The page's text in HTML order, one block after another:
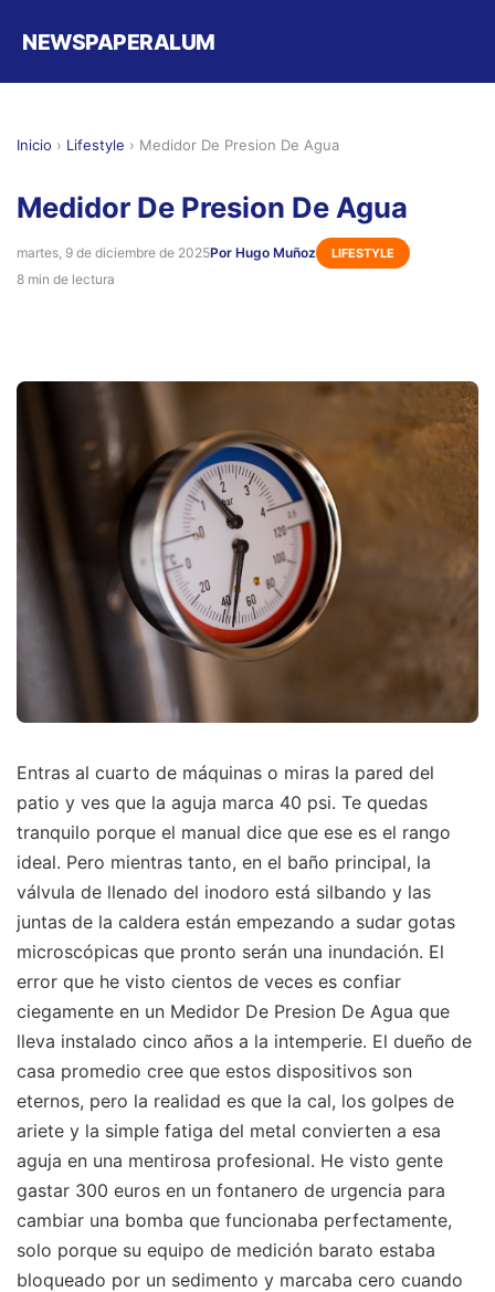
NEWSPAPERALUM
Inicio › Lifestyle › Medidor De Presion De Agua
Medidor De Presion De Agua
martes, 9 de diciembre de 2025Por Hugo Muñoz LIFESTYLE
8 min de lectura
Entras al cuarto de máquinas o miras la pared del
patio y ves que la aguja marca 40 psi. Te quedas
tranquilo porque el manual dice que ese es el rango
ideal. Pero mientras tanto, en el baño principal, la
válvula de llenado del inodoro está silbando y las
juntas de la caldera están empezando a sudar gotas
microscópicas que pronto serán una inundación. El
error que he visto cientos de veces es confiar
ciegamente en un Medidor De Presion De Agua que
lleva instalado cinco años a la intemperie. El dueño de
casa promedio cree que estos dispositivos son
eternos, pero la realidad es que la cal, los golpes de
ariete y la simple fatiga del metal convierten a esa
aguja en una mentirosa profesional. He visto gente
gastar 300 euros en un fontanero de urgencia para
cambiar una bomba que funcionaba perfectamente,
solo porque su equipo de medición barato estaba
bloqueado por un sedimento y marcaba cero cuando